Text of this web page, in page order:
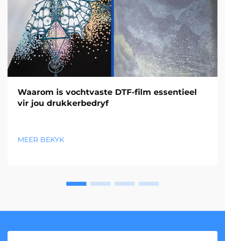
Waarom is vochtvaste DTF-film essentieel
vir jou drukkerbedryf
MEER BEKYK